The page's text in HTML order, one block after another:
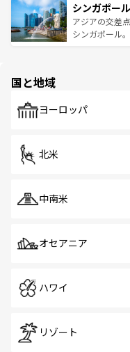
参照してほしい
激する。気候
が待っている
た文化、そし
み、どこを訪
ており、効率
うな絶景から
シンガポール
アジアの交差
シンガポール
で、ホーカー
国と地域
ヨーロッパ
北米
中南米
オセアニア
ハワイ
リゾート